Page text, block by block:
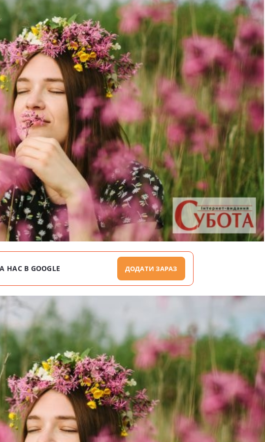
В GOOGLE ДОДАТИ ЗАРАЗ